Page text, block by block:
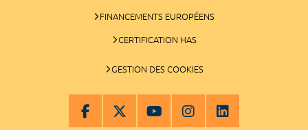
FINANCEMENTS EUROPÉENS
CERTIFICATION HAS
GESTION DES COOKIES